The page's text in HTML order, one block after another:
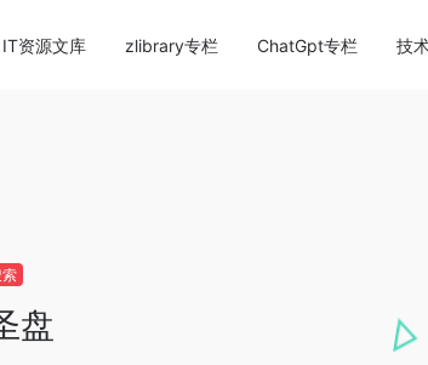
onenav/inc/wp-optimization.phpon line
IT资源文库 zlibrary专栏 ChatGpt专栏 技
盘